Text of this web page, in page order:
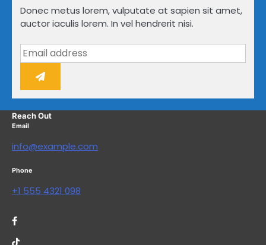
Donec metus lorem, vulputate at sapien sit amet,
auctor iaculis lorem. In vel hendrerit nisi.
Reach Out
Email
info@example.com
Phone
+1 555 4321 098